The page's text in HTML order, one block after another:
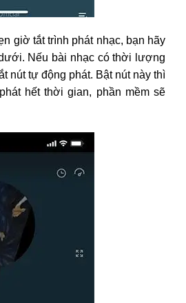
giờ tắt trình phát nhạc, bạn hãy
Nếu bài nhạc có thời lượng
nút tự động phát. Bật nút này thì
hết thời gian, phần mềm sẽ